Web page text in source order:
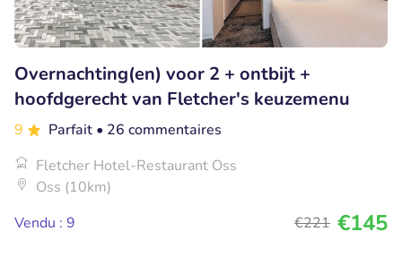
Overnachting(en) voor 2 + ontbijt +
hoofdgerecht van Fletcher's keuzemenu
9 Parfait • 26 commentaires
Fletcher Hotel-Restaurant Oss
Oss (10km)
Vendu : 9
€221 €145